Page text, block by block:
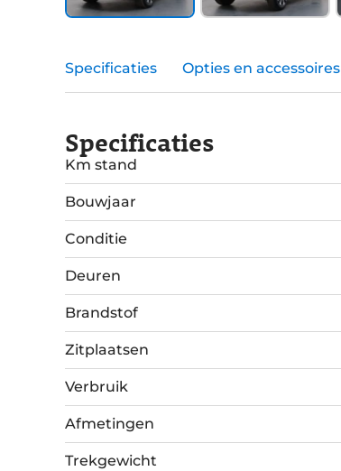
Specificaties Opties en accessoires
Specificaties
Km stand
Bouwjaar
Conditie
Deuren
Brandstof
Zitplaatsen
Verbruik
Afmetingen
Trekgewicht